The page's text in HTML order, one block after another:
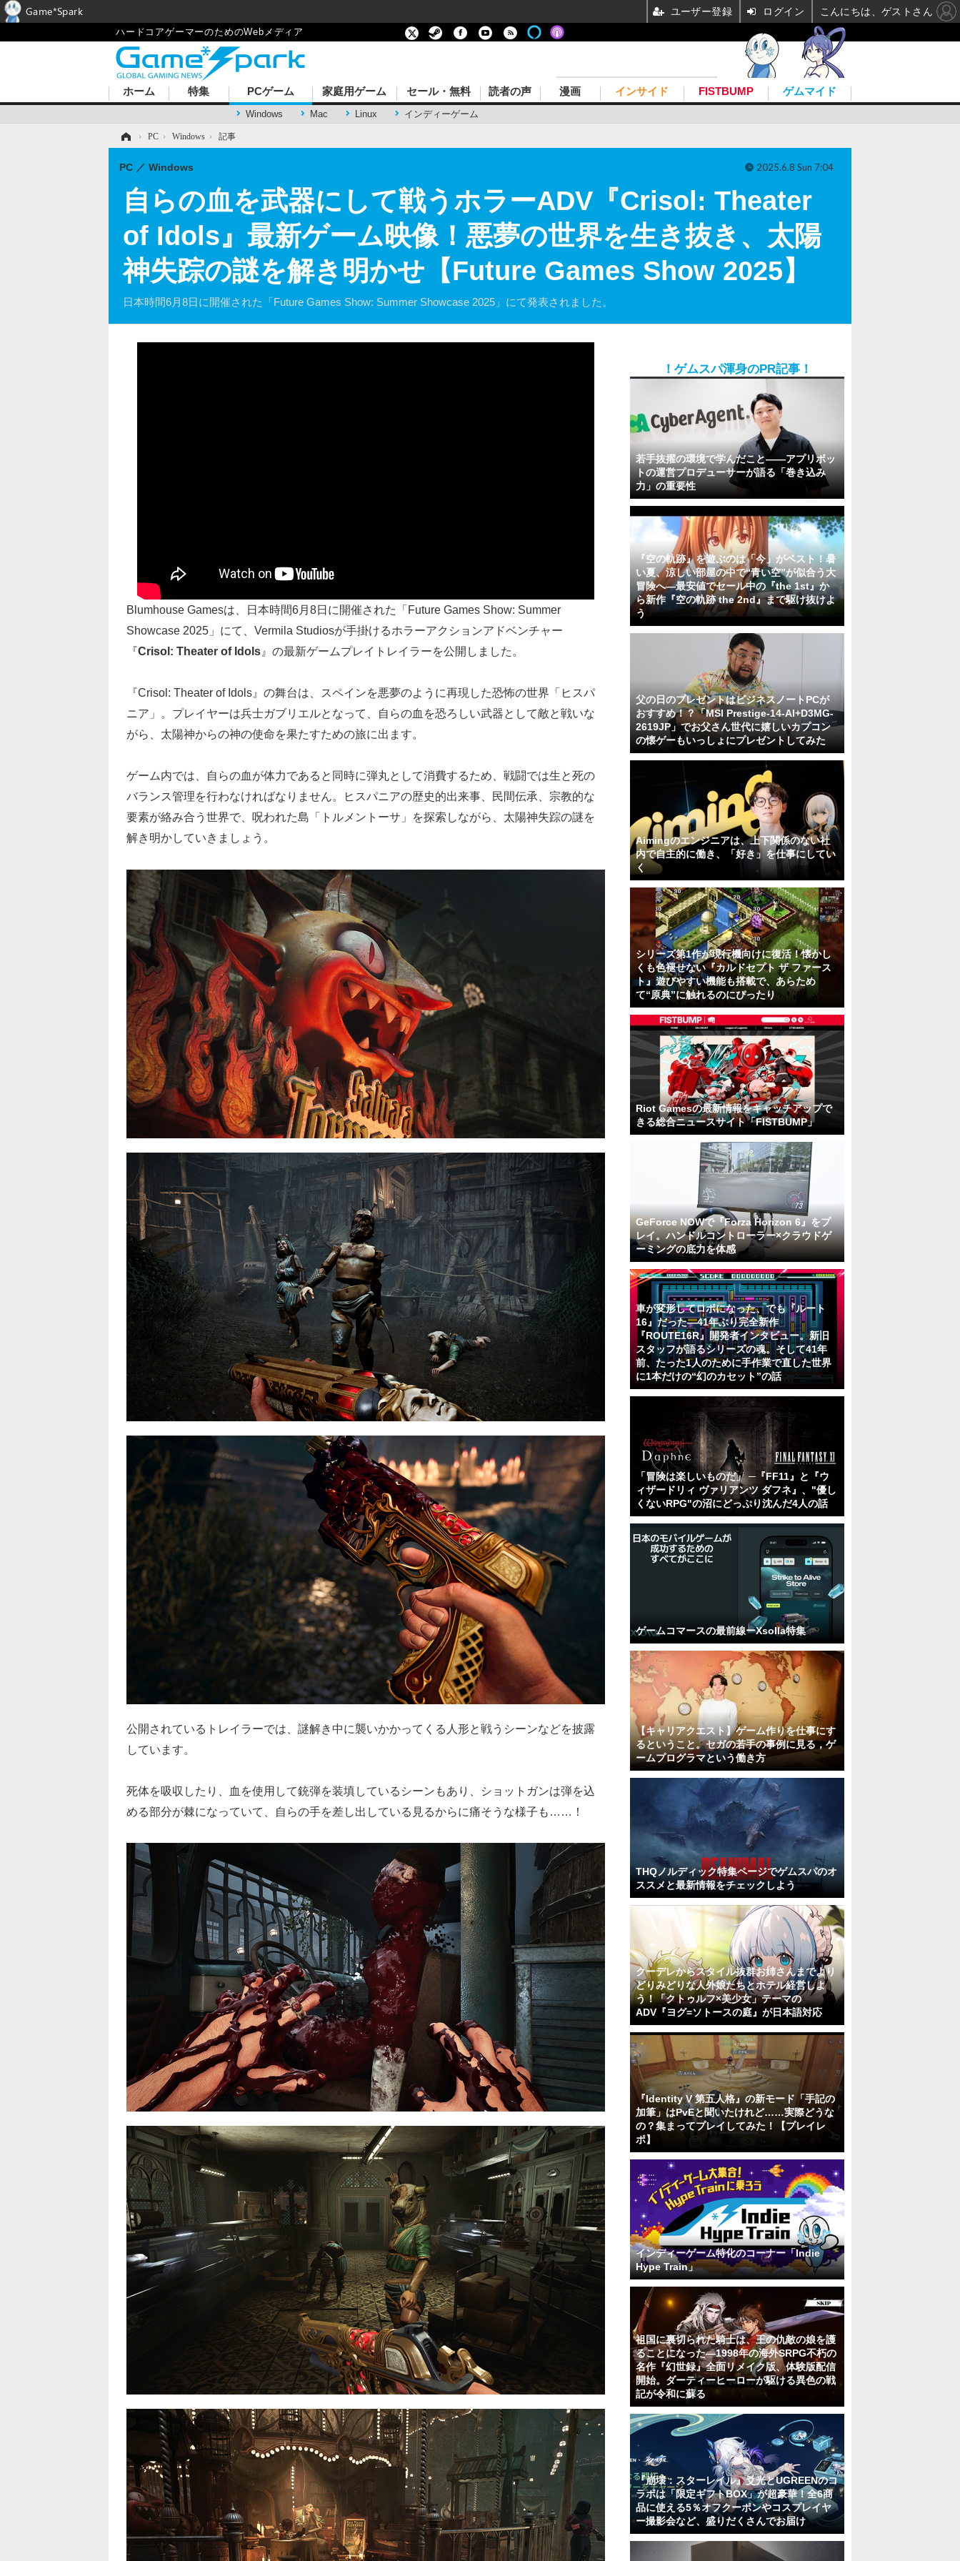
ハードコアゲーマーのためのWebメディア
ホーム 特集 PCゲーム
Windows Mac Linux インディーゲーム
家庭用ゲーム セール・無料 読者の声 漫画 インサイド FISTBUMP ゲムマイド
› PC › Windows › 記事
自らの血を武器にして戦うホラーADV『Crisol: Theater
of Idols』最新ゲーム映像！悪夢の世界を生き抜き、太陽
神失踪の謎を解き明かせ【Future Games Show 2025】
日本時間6月8日に開催された「Future Games Show: Summer Showcase 2025」にて発表されました。
PC Windows 2025.6.8 Sun 7:04
Blumhouse Gamesは、日本時間6月8日に開催された「Future Games Show: Summer
Showcase 2025」にて、Vermila Studiosが手掛けるホラーアクションアドベンチャー
『Crisol: Theater of Idols 』の最新ゲームプレイトレイラーを公開しました。
『Crisol: Theater of Idols』の舞台は、スペインを悪夢のように再現した恐怖の世界「ヒスパ
ニア」。プレイヤーは兵士ガブリエルとなって、自らの血を恐ろしい武器として敵と戦いな
がら、太陽神からの神の使命を果たすための旅に出ます。
ゲーム内では、自らの血が体力であると同時に弾丸として消費するため、戦闘では生と死の
バランス管理を行わなければなりません。ヒスパニアの歴史的出来事、民間伝承、宗教的な
要素が絡み合う世界で、呪われた島「トルメントーサ」を探索しながら、太陽神失踪の謎を
解き明かしていきましょう。
公開されているトレイラーでは、謎解き中に襲いかかってくる人形と戦うシーンなどを披露
しています。
死体を吸収したり、血を使用して銃弾を装填しているシーンもあり、ショットガンは弾を込
める部分が棘になっていて、自らの手を差し出している見るからに痛そうな様子も……！
！ゲムスパ渾身のPR記事！
若手抜擢の環境で学んだこと――アプリボッ
トの運営プロデューサーが語る「巻き込み
力」の重要性
『空の軌跡』を遊ぶのは「今」がベスト！暑
い夏、涼しい部屋の中で“青い空”が似合う大
冒険へ―最安値でセール中の『the 1st』か
ら新作『空の軌跡 the 2nd』まで駆け抜けよ
う
父の日のプレゼントはビジネスノートPCが
おすすめ！？「MSI Prestige-14-AI+D3MG-
2619JP」でお父さん世代に嬉しいカプコン
の懐ゲーもいっしょにプレゼントしてみた
Aimingのエンジニアは、上下関係のない社
内で自主的に働き、「好き」を仕事にしてい
く
シリーズ第1作が現行機向けに復活！懐かし
くも色褪せない『カルドセプト ザ ファース
ト』遊びやすい機能も搭載で、あらため
て“原典”に触れるのにぴったり
Riot Gamesの最新情報をキャッチアップで
きる総合ニュースサイト「FISTBUMP」
GeForce NOWで『Forza Horizon 6』をプ
レイ。ハンドルコントローラー×クラウドゲ
ーミングの底力を体感
車が変形してロボになった、でも『ルート
16』だった―41年ぶり完全新作
『ROUTE16R』開発者インタビュー。新旧
スタッフが語るシリーズの魂。そして41年
前、たった1人のために手作業で直した世界
に1本だけの“幻のカセット”の話
「冒険は楽しいものだ」 ─『FF11』と『ウ
ィザードリィ ヴァリアンツ ダフネ』、"優し
くないRPG"の沼にどっぷり沈んだ4人の話
ゲームコマースの最前線ーXsolla特集
【キャリアクエスト】ゲーム作りを仕事にす
るということ。セガの若手の事例に見る，ゲ
ームプログラマという働き方
THQノルディック特集ページでゲムスパのオ
ススメと最新情報をチェックしよう
クーデレからスタイル抜群お姉さんまでより
どりみどりな人外娘たちとホテル経営しよ
う！「クトゥルフ×美少女」テーマの
ADV『ヨグ=ソトースの庭』が日本語対応
『Identity V 第五人格』の新モード「手記の
加筆」はPvEと聞いたけれど……実際どうな
の？集まってプレイしてみた！【プレイレ
ポ】
インディーゲーム特化のコーナー「Indie
Hype Train」
祖国に裏切られた騎士は、王の仇敵の娘を護
ることになった―1998年の海外SRPG不朽の
名作『幻世録』全面リメイク版、体験版配信
開始。ダーティーヒーローが駆ける異色の戦
記が令和に蘇る
『崩壊：スターレイル』爻光とUGREENのコ
ラボは「限定ギフトBOX」が超豪華！全6商
品に使える5％オフクーポンやコスプレイヤ
ー撮影会など、盛りだくさんでお届け
Game*Spark ユーザー登録 ログイン こんにちは、ゲストさん